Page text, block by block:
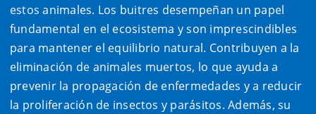
estos animales. Los buitres desempeñan un papel
fundamental en el ecosistema y son imprescindibles
para mantener el equilibrio natural. Contribuyen a la
eliminación de animales muertos, lo que ayuda a
prevenir la propagación de enfermedades y a reducir
la proliferación de insectos y parásitos. Además, su